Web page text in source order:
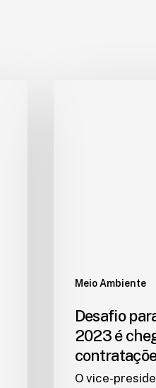
Meio Ambiente
Desafio
2023 é
O vice-